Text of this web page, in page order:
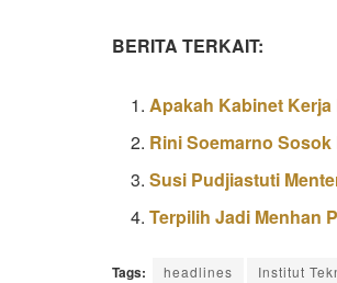
BERITA TERKAIT:
Apakah Kabinet
Rini Soemarno
Susi Pudjiastuti
Terpilih Jadi Menhan
Tags: headlines Institut